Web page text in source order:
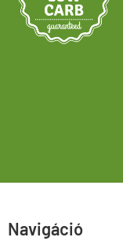
Navigáció